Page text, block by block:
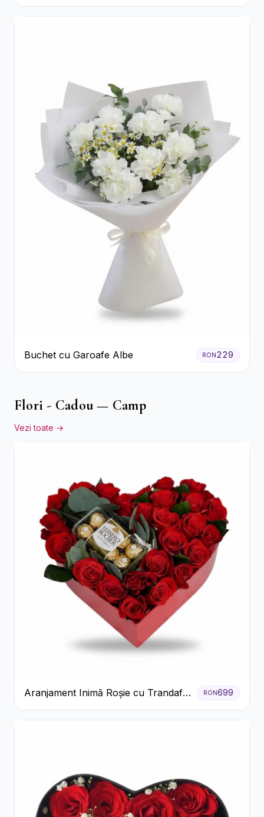
Crizanteme
Buchet cu Garoafe Albe RON229
Flori - Cadou — Camp
Vezi toate →
Aranjament Inimă Roșie cu Trandafiri
și Ferrero Rocher Premium
RON699